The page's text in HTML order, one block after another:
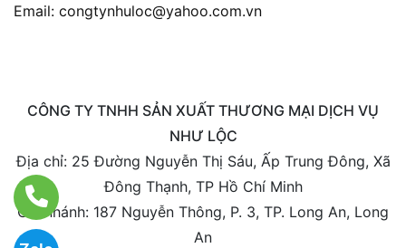
Email: congtynhuloc@yahoo.com.vn
CÔNG TY TNHH SẢN XUẤT THƯƠNG MẠI DỊCH VỤ
NHƯ LỘC
Địa chỉ: 25 Đường Nguyễn Thị Sáu, Ấp Trung Đông, Xã
Đông Thạnh, TP Hồ Chí Minh
Chi nhánh: 187 Nguyễn Thông, P. 3, TP. Long An, Long
An